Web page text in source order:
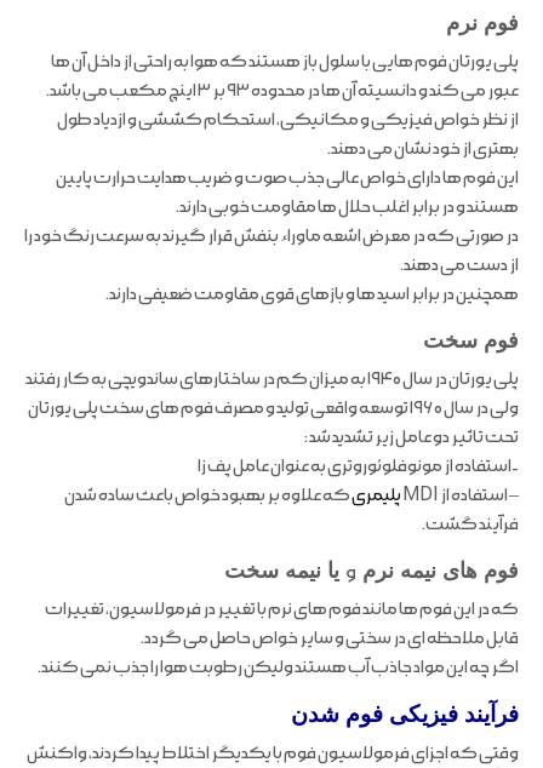
فوم نرم
پلی یورتان فوم هایی با سلول باز هستند که هوا به راحتی از داخل آن ها
عبور می کند و دانسیته آن ها در محدوده ۹۳ بر ۳ اینچ مکعب می باشد.
از نظر خواص فیزیکی و مکانیکی، استحکام کششی و ازدیاد طول
بهتری از خود نشان می دهند.
این فوم ها دارای خواص عالی جذب صوت و ضریب هدایت حرارت پایین
هستند و در برابر اغلب حلال ها مقاومت خوبی دارند.
در صورتی که در معرض اشعه ماوراء بنفش قرار گیرند به سرعت رنگ خود را
از دست می دهند.
همچنین در برابر اسید ها و بازهای قوی مقاومت ضعیفی دارند.
فوم سخت
پلی یورتان در سال ۱۹۴۰ به میزان کم در ساختارهای ساندویچی به کار رفتند
ولی در سال ۱۹۶۰ توسعه واقعی تولید و مصرف فوم های سخت پلی یورتان
تحت تاثیر دو عامل زیر تشدید شد :
-استفاده از مونوفلوئوروتری به عنوان عامل پف زا
– استفاده از MDI
پلیمریکه علاوه بر بهبود خواص باعث ساده شدن
فرآیند گشت.
فوم های نیمه نرم و یا نیمه سخت
که در این فوم ها مانند فوم های نرم با تغییر در فرمولاسیون، تغییرات
قابل ملاحظه ای در سختی و سایر خواص حاصل می گردد.
اگر چه این مواد جاذب آب هستند ولیکن رطوبت هوا را جذب نمی کنند.
فرآیند فیزیکی فوم شدن
وقتی که اجزای فرمولاسیون فوم با یکدیگر اختلاط پیدا کردند، واکنش